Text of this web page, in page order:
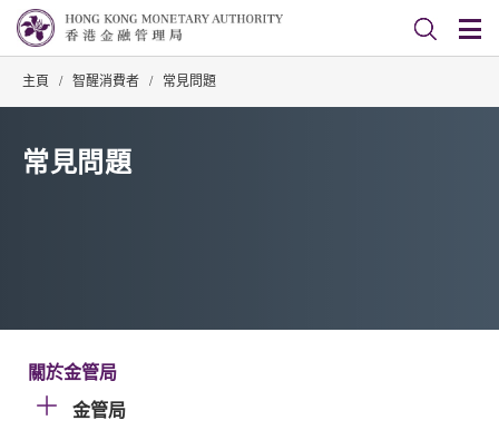
主頁 / 智醒消費者 / 常見問題
常見問題
關於金管局
金管局